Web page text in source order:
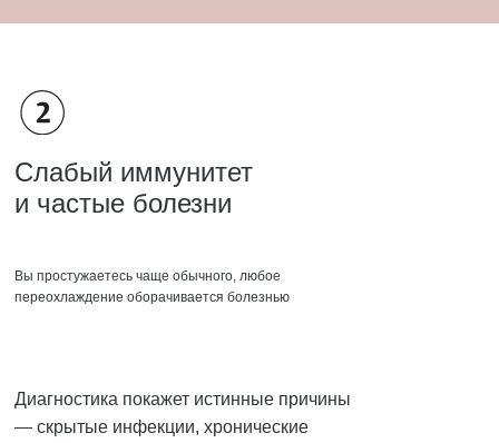
Слабый иммунитет
и частые болезни
Вы простужаетесь чаще обычного, любое
переохлаждение оборачивается болезнью
Диагностика покажет истинные причины
— скрытые инфекции, хронические